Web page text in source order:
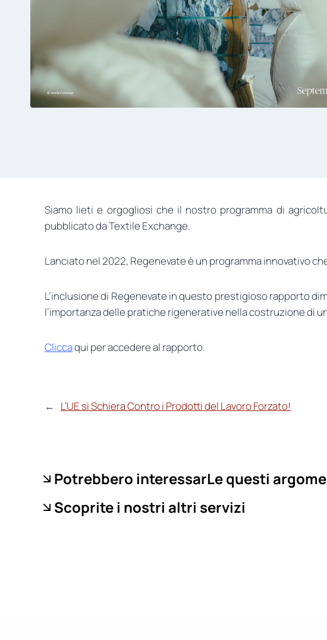
Siamo lieti e orgogliosi che il nostro programma di
pubblicato da Textile Exchange.
Lanciato nel 2022, Regenevate è un programma innovativo
L’inclusione di Regenevate in questo prestigioso rapporto
l’importanza delle pratiche rigenerative nella costruzione di
Cliccaqui per accedere al rapporto.
← L’UE si Schiera Contro i Prodotti del Lavoro Forzato!
Potrebbero interessarLe questi
Scoprite i nostri altri servizi